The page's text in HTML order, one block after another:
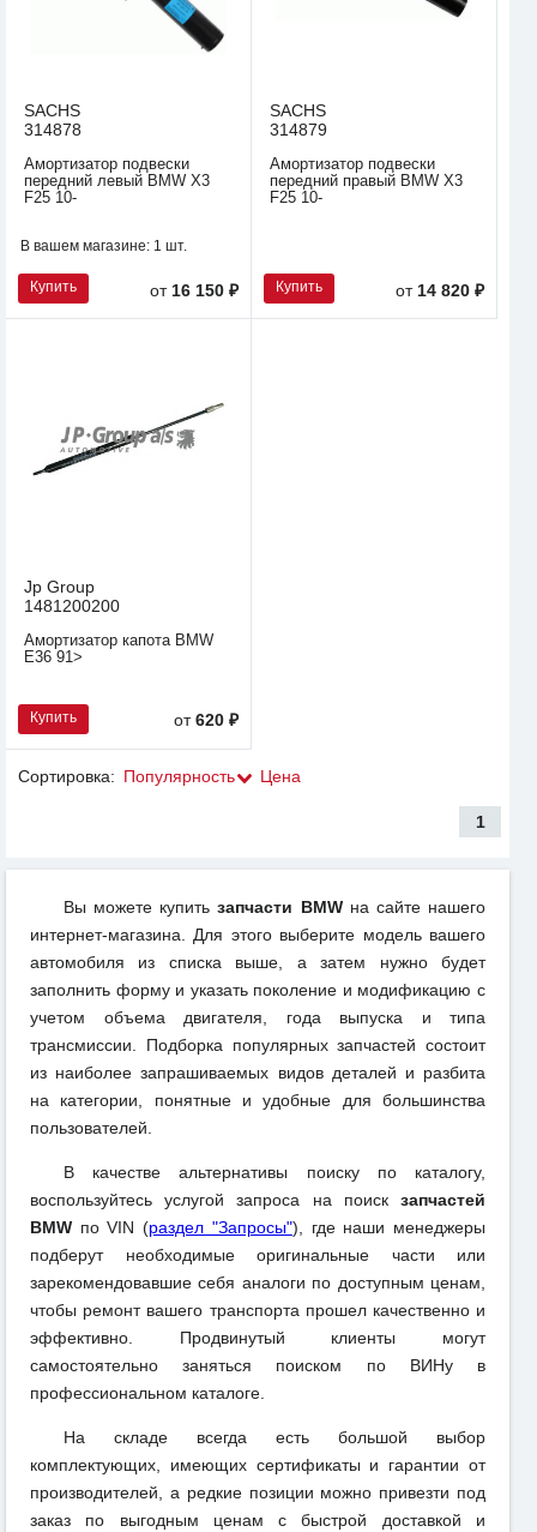
SACHS
314878
Амортизатор подвески
передний левый BMW X3
F25 10-
В вашем магазине: 1 шт.
Купить от 16 150 ₽
SACHS
314879
Амортизатор подвески
передний правый BMW X3
F25 10-
Купить от 14 820 ₽
Jp Group
1481200200
Амортизатор капота BMW
E36 91>
Купить от620 ₽
Сортировка: Популярность Цена
1
Вы можете купитьзапчасти BMWна сайте нашего
интернет-магазина. Для этого выберите модель вашего
автомобиля из списка выше, а затем нужно будет
заполнить форму и указать поколение и модификацию с
учетом объема двигателя, года выпуска и типа
трансмиссии. Подборка популярных запчастей состоит
из наиболее запрашиваемых видов деталей и разбита
на категории, понятные и удобные для большинства
пользователей.
В качестве альтернативы поиску по каталогу,
воспользуйтесь услугой запроса на поиск запчастей
BMW по VIN (раздел "Запросы"), где наши менеджеры
подберут необходимые оригинальные части или
зарекомендовавшие себя аналоги по доступным ценам,
чтобы ремонт вашего транспорта прошел качественно и
эффективно. Продвинутый клиенты могут
самостоятельно заняться поиском по ВИНу в
профессиональном каталоге.
На складе всегда есть большой выбор
комплектующих, имеющих сертификаты и гарантии от
производителей, а редкие позиции можно привезти под
заказ по выгодным ценам с быстрой доставкой и